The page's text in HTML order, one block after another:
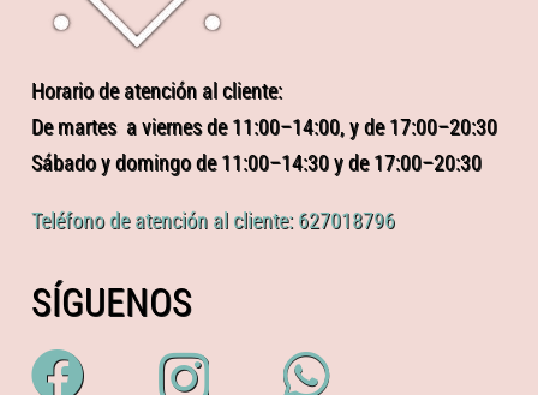
Horario de atención al cliente:
De martes a viernes de 11:00–14:00, y de 17:00–20:30
Sábado y domingo de 11:00–14:30 y de 17:00–20:30
Teléfono de atención al cliente: 627018796
SÍGUENOS